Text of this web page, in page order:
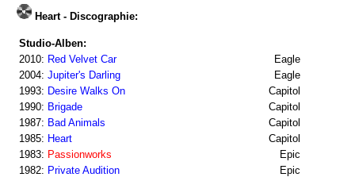
Heart - Discographie:
Studio-Alben:
2010: Red Velvet Car
Eagle
2004: Jupiter's Darling
Eagle
1993: Desire Walks On
Capitol
1990: Brigade
Capitol
1987: Bad Animals
Capitol
1985: Heart
Capitol
1983: Passionworks
Epic
1982: Private Audition
Epic